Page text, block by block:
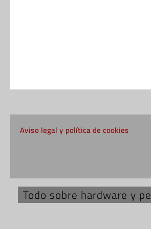
Aviso legal y política de cookies
Todo sobre hardware y